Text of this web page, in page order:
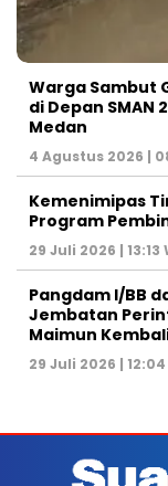
Warga Sambut
di Depan SMAN
Medan
4 Agustus 2026 |
Kemenimipas
Program
29 Juli 2026 | 13:13
Pangdam I/BB
Jembatan
Maimun
29 Juli 2026 | 12:04